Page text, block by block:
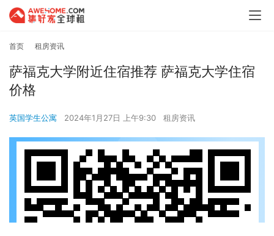
首页 租房资讯
萨福克大学附近住宿推荐 萨福克大学住宿
价格
英国学生公寓 2024年1月27日 上午9:30 租房资讯